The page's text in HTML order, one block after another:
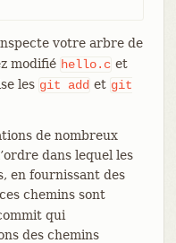
votre arbre de
modifié hello.c et
les git add et git
de nombreux
dans lequel les
en fournissant des
chemins sont
qui
des chemins